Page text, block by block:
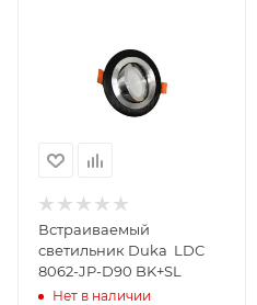
Встраиваемый
светильник Duka LDC
8062-JP-D90 BK+SL
Нет в наличии